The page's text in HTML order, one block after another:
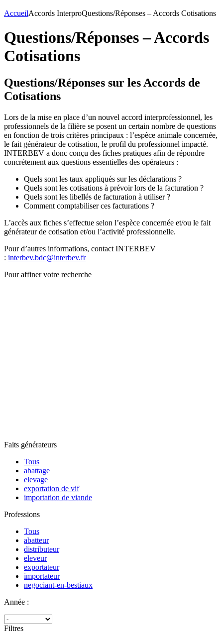
AccueilAccords InterproQuestions/Réponses – Accords Cotisations
Questions/Réponses – Accords
Cotisations
Questions/Réponses sur les Accords de
Cotisations
Lors de la mise en place d’un nouvel accord interprofessionnel, les
professionnels de la filière se posent un certain nombre de questions
en fonction de trois critères principaux : l’espèce animale concernée,
le fait générateur de cotisation, le profil du professionnel impacté.
INTERBEV a donc conçu des fiches pratiques afin de répondre
concrètement aux questions essentielles des opérateurs :
Quels sont les taux appliqués sur les déclarations ?
Quels sont les cotisations à prévoir lors de la facturation ?
Quels sont les libellés de facturation à utiliser ?
Comment comptabiliser ces facturations ?
L’accès aux fiches s’effectue selon l’espèce concernée et/ou le fait
générateur de cotisation et/ou l’activité professionnelle.
Pour d’autres informations, contact INTERBEV
: interbev.bdc@interbev.fr
Pour affiner votre recherche
Faits générateurs
Tous
abattage
elevage
exportation de vif
importation de viande
Professions
Tous
abatteur
distributeur
eleveur
exportateur
importateur
negociant-en-bestiaux
Année :
Filtres